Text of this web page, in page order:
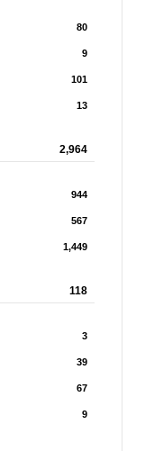
80
9
101
13
2,964
944
567
1,449
118
3
39
67
9